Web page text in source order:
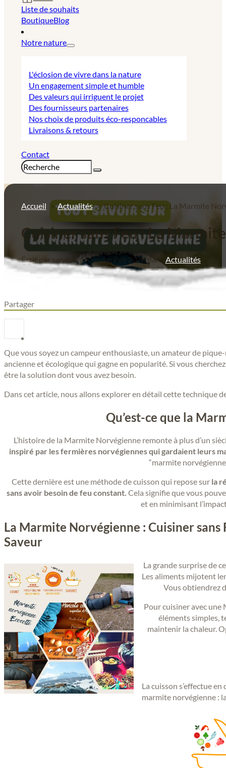
Liste de souhaits
BoutiqueBlog
Notre nature
L'éclosion de vivre dans la nature
Un engagement simple et humble
Des valeurs qui irriguent le projet
Des fournisseurs partenaires
Nos choix de produits éco-responcables
Livraisons & retours
Contact
Rechercher
Accueil Actualités Cuisiner sans Feu : La Marmite
Cuisiner sans Feu : La
Écrit par sarah le 15 novembre 2023 dans Actualités
Partager
Que vous soyez un campeur enthousiaste, un amateur de
ancienne et écologique qui gagne en popularité.Si vous
être la solution dont vous avez besoin.
Dans cet article, nous allons explorer en détail cette technique
Qu’est-ce que la
L’histoire de la Marmite Norvégienne remonte à plus d’un
inspiré par les fermières norvégiennes qui gardaient leurs
“marmite
Cette dernière est une méthode de cuisson qui repose sur la
sans avoir besoin de feu constant. Cela signifie que vous
et en minimisant
La Marmite Norvégienne : Cuisiner sans
Saveur
La grande surprise de
Les aliments mijotent
Vous obtiendrez
Pour cuisiner avec une
éléments simples,
maintenir la chaleur.
La cuisson s’effectue
marmite norvégienne :